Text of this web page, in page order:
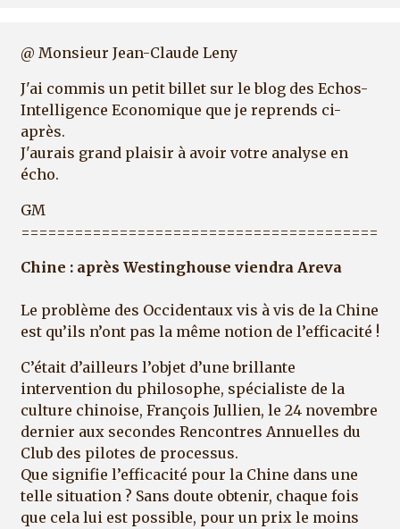
@ Monsieur Jean-Claude Leny
J'ai commis un petit billet sur le blog des Echos-
Intelligence Economique que je reprends ci-
après.
J'aurais grand plaisir à avoir votre analyse en
écho.
GM
========================================
Chine : après Westinghouse viendra Areva
Le problème des Occidentaux vis à vis de la Chine
est qu’ils n’ont pas la même notion de l’efficacité !
C’était d’ailleurs l’objet d’une brillante
intervention du philosophe, spécialiste de la
culture chinoise, François Jullien, le 24 novembre
dernier aux secondes Rencontres Annuelles du
Club des pilotes de processus.
Que signifie l’efficacité pour la Chine dans une
telle situation ? Sans doute obtenir, chaque fois
que cela lui est possible, pour un prix le moins